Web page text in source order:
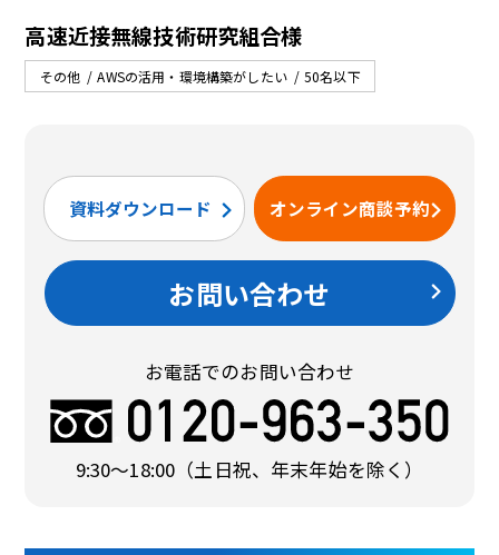
高速近接無線技術研究組合様
その他 AWSの活用・環境構築がしたい 50名以下
資料ダウンロード オンライン商談予約
お問い合わせ
お電話でのお問い合わせ
9:30〜18:00 （土日祝、年末年始を除く）